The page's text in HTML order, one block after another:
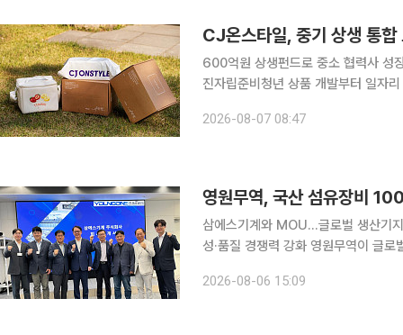
CJ온스타일, 중기 상생 통합
600억원 상생펀드로 중소 협력사 성
진자립준비청년 상품 개발부터 일자리 경험까지 제공 CJ온스타일이
600억원 규모의 상생펀드를 운영하
2026-08-07 08:47
영원무역, 국산 섬유장비
삼에스기계와 MOU…글로벌 생산기
성·품질 경쟁력 강화 영원무역이 글로벌 생산기지에 국산 섬유장비를 대거 도입하며 국내 섬유산업
스기계와 업무협약(MOU)을 체결하
2026-08-06 15:09